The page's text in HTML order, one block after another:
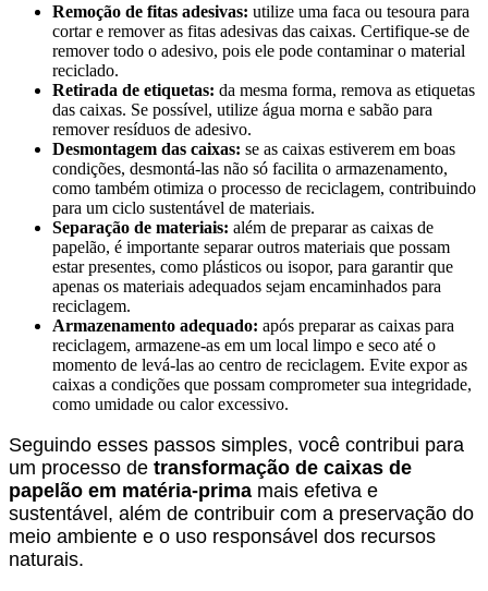
Remoção de fitas adesivas: utilize uma faca ou tesoura para
cortar e remover as fitas adesivas das caixas. Certifique-se de
remover todo o adesivo, pois ele pode contaminar o material
reciclado.
Retirada de etiquetas: da mesma forma, remova as etiquetas
das caixas. Se possível, utilize água morna e sabão para
remover resíduos de adesivo.
Desmontagem das caixas: se as caixas estiverem em boas
condições, desmontá-las não só facilita o armazenamento,
como também otimiza o processo de reciclagem, contribuindo
para um ciclo sustentável de materiais.
Separação de materiais: além de preparar as caixas de
papelão, é importante separar outros materiais que possam
estar presentes, como plásticos ou isopor, para garantir que
apenas os materiais adequados sejam encaminhados para
reciclagem.
Armazenamento adequado: após preparar as caixas para
reciclagem, armazene-as em um local limpo e seco até o
momento de levá-las ao centro de reciclagem. Evite expor as
caixas a condições que possam comprometer sua integridade,
como umidade ou calor excessivo.
Seguindo esses passos simples, você contribui para
um processo de transformação de caixas de
papelão em matéria-prima mais efetiva e
sustentável, além de contribuir com a preservação do
meio ambiente e o uso responsável dos recursos
naturais.